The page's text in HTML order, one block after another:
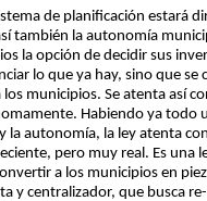
de planificación estará
también la autonomía
la opción de decidir sus
lo que ya hay, sino que
municipios. Se atenta así
Habiendo ya todo
la autonomía, la ley atenta
pero muy real. Es una
a los municipios en
y centralizador, que busca